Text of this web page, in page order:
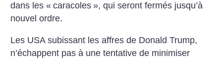
dans les « caracoles », qui seront fermés jusqu’à
nouvel ordre.
Les USA subissant les affres de Donald Trump,
n’échappent pas à une tentative de minimiser